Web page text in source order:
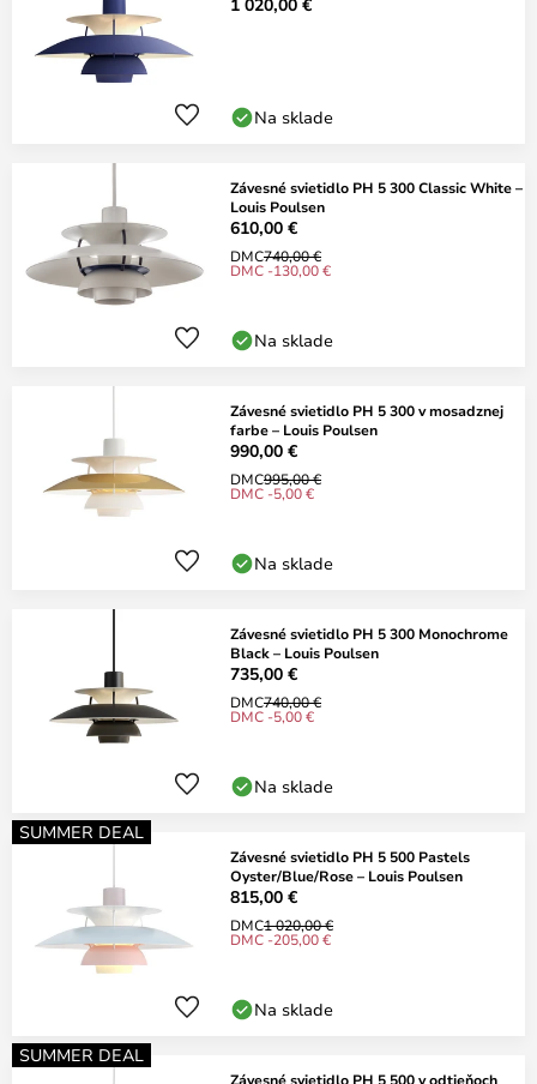
Na sklade
Závesné svietidlo PH 5 300 Classic White –
Louis Poulsen
610,00 €
DMC740,00 €
DMC -130,00 €
Na sklade
Závesné svietidlo PH 5 300 v mosadznej
farbe – Louis Poulsen
990,00 €
DMC995,00 €
DMC -5,00 €
Na sklade
Závesné svietidlo PH 5 300 Monochrome
Black – Louis Poulsen
735,00 €
DMC740,00 €
DMC -5,00 €
Na sklade
SUMMER DEAL
Závesné svietidlo PH 5 500 Pastels
Oyster/Blue/Rose – Louis Poulsen
815,00 €
DMC1 020,00 €
DMC -205,00 €
Na sklade
SUMMER DEAL
Závesné svietidlo PH 5 500 v odtieňoch